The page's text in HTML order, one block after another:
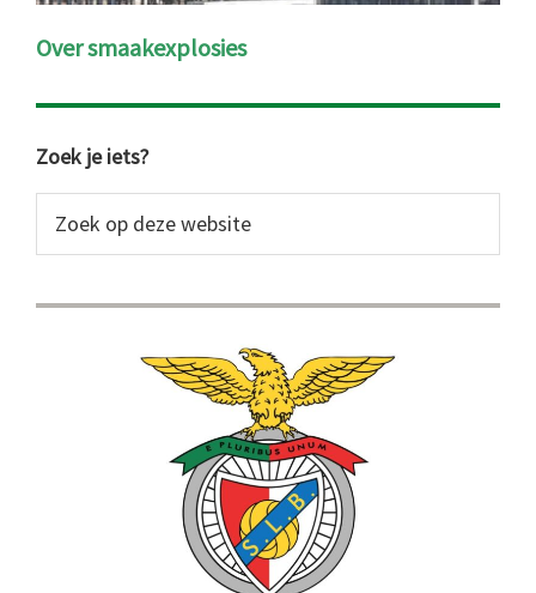
Over smaakexplosies
Primaire
Sidebar
Zoek je iets?
op
website